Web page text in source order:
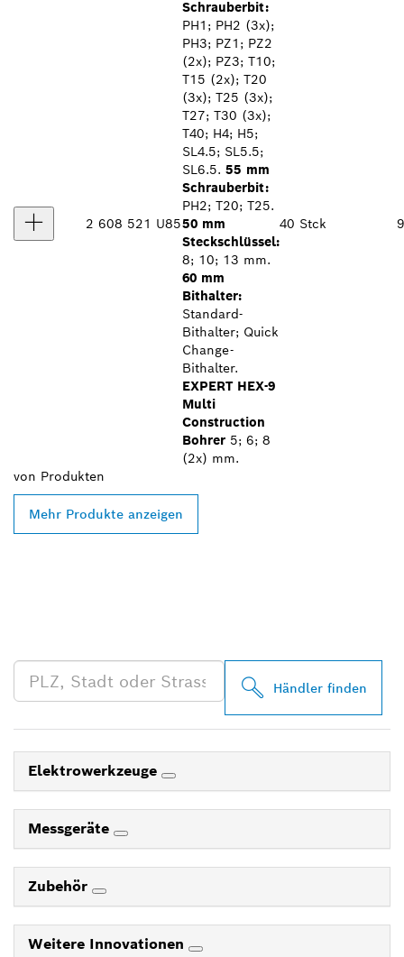
2 608 521 U85
Schrauberbit:
PH1; PH2 (3x);
PH3; PZ1; PZ2
(2x); PZ3; T10;
T15 (2x); T20
(3x); T25 (3x);
T27; T30 (3x);
T40; H4; H5;
SL4.5; SL5.5;
SL6.5. 55 mm
Schrauberbit:
PH2; T20; T25.
50 mm
Steckschlüssel:
8; 10; 13 mm.
60 mm
Bithalter:
Standard-
Bithalter; Quick
Change-
Bithalter.
EXPERT HEX-9
Multi
Construction
Bohrer 5; 6; 8
(2x) mm.
40 Stck
von Produkten
Mehr Produkte anzeigen
Händler finden
Elektrowerkzeuge
Messgeräte
Zubehör
Weitere Innovationen